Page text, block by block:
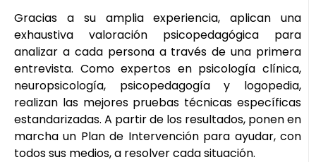
Gracias a su amplia experiencia, aplican una
exhaustiva valoración psicopedagógica para
analizar a cada persona a través de una primera
entrevista. Como expertos en psicología clínica,
neuropsicología, psicopedagogía y logopedia,
realizan las mejores pruebas técnicas específicas
estandarizadas. A partir de los resultados, ponen en
marcha un Plan de Intervención para ayudar, con
todos sus medios, a resolver cada situación.